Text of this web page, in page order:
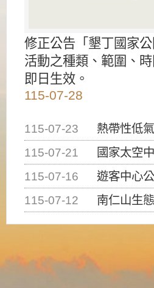
修正公告「墾丁國家
活動之種類、範圍、
即日生效。
115-07-28
115-07-23
熱帶性低
115-07-21
國家太空中心為辦理2026台灣盃火箭
115-07-16
遊客中心
115-07-12
南仁山生態保護區步道已完成修復，自